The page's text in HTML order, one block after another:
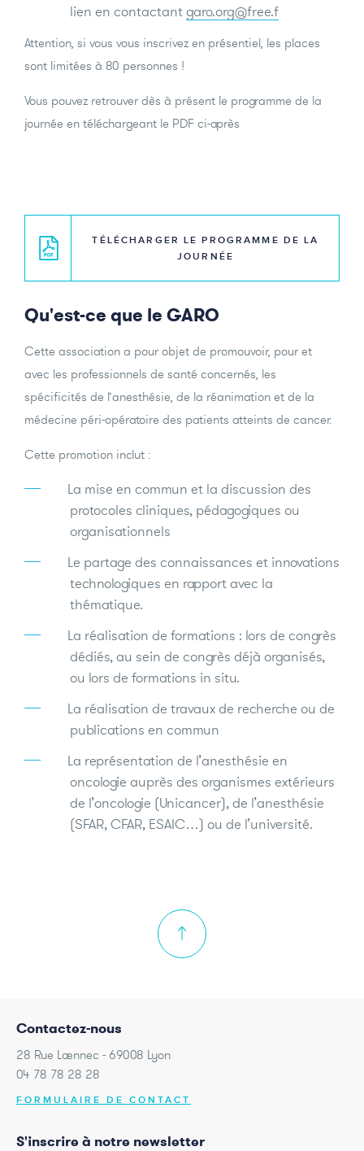
lien en contactantgaro.org@free.f
Attention, si vous vous inscrivez en présentiel, les places
sont limitées à 80 personnes !
Vous pouvez retrouver dès à présent le programme de la
journée en téléchargeant le PDF ci-après
TÉLÉCHARGER LE PROGRAMME DE LA
JOURNÉE
Qu'est-ce que le GARO
Cette association a pour objet de promouvoir, pour et
avec les professionnels de santé concernés, les
spécificités de l’anesthésie, de la réanimation et de la
médecine péri-opératoire des patients atteints de cancer.
Cette promotion inclut :
La mise en commun et la discussion des
protocoles cliniques, pédagogiques ou
organisationnels
Le partage des connaissances et innovations
technologiques en rapport avec la
thématique.
La réalisation de formations : lors de congrès
dédiés, au sein de congrès déjà organisés,
ou lors de formations in situ.
La réalisation de travaux de recherche ou de
publications en commun
La représentation de l’anesthésie en
oncologie auprès des organismes extérieurs
de l’oncologie (Unicancer), de l’anesthésie
(SFAR, CFAR, ESAIC…) ou de l’université.
Contactez-nous
28 Rue Laennec - 69008 Lyon
04 78 78 28 28
FORMULAIRE DE CONTACT
S'inscrire à notre newsletter